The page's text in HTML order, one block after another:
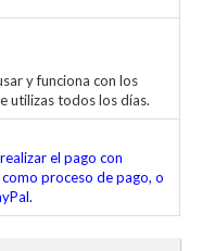
y funciona con los
utilizas todos los días.
el pago con
proceso de pago, o